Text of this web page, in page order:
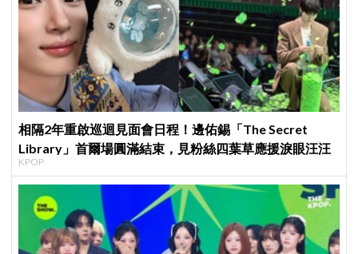
相隔2年重啟巡迴見面會日程！邊佑錫「The Secret
Library」首爾場圓滿結束，見粉絲四葉草應援淚眼汪汪
KPOP